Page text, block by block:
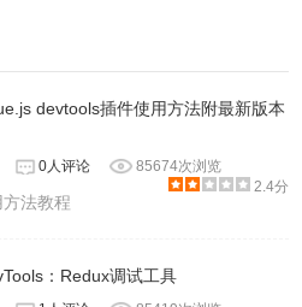
devtools插件使用方法附最新版本
0人评论
85674次浏览
2.4分
方法教程
：Redux调试工具